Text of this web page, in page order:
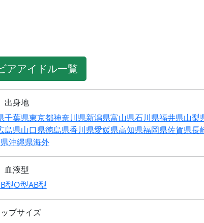
アアイドル一覧
出身地
千葉県東京都神奈川県新潟県富山県石川県福井県山梨
島県山口県徳島県香川県愛媛県高知県福岡県佐賀県長
沖縄県海外
血液型
B型O型AB型
プサイズ